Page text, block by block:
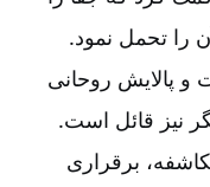
را تحمل نمود.
و پالایش روحانی
نیز قائل است.
برقراری